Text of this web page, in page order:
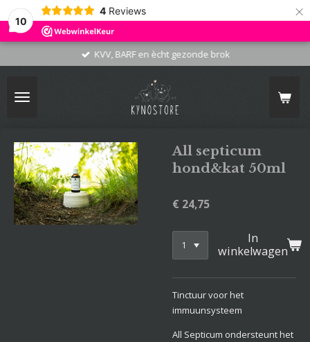
10
4 Reviews ×
KVV, BARF en ècht gezonde brok
All septicum
hond&kat 50ml
€ 24,75
In
winkelwagen
Tinctuur voor het
immuunsysteem
All Septicum ondersteunt het